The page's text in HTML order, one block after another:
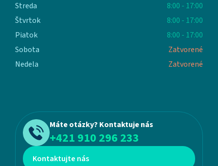
Streda
8:00 - 17:00
Štvrtok
8:00 - 17:00
Piatok
8:00 - 17:00
Sobota
Zatvorené
Nedela
Zatvorené
Máte otázky? Kontaktuje nás
+421 910 296 233
Kontaktujte nás